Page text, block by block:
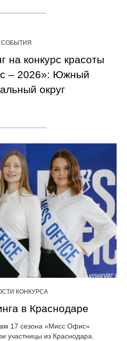
СОБЫТИЯ
на конкурс красоты
– 2026»: Южный
округ
КОНКУРСА
в Краснодаре
17 сезона «Мисс Офис»
участницы из Краснодара.